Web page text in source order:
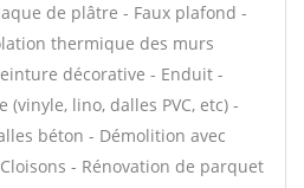
de plâtre - Faux plafond -
thermique des murs
décorative - Enduit -
lino, dalles PVC, etc) -
béton - Démolition avec
- Rénovation de parquet